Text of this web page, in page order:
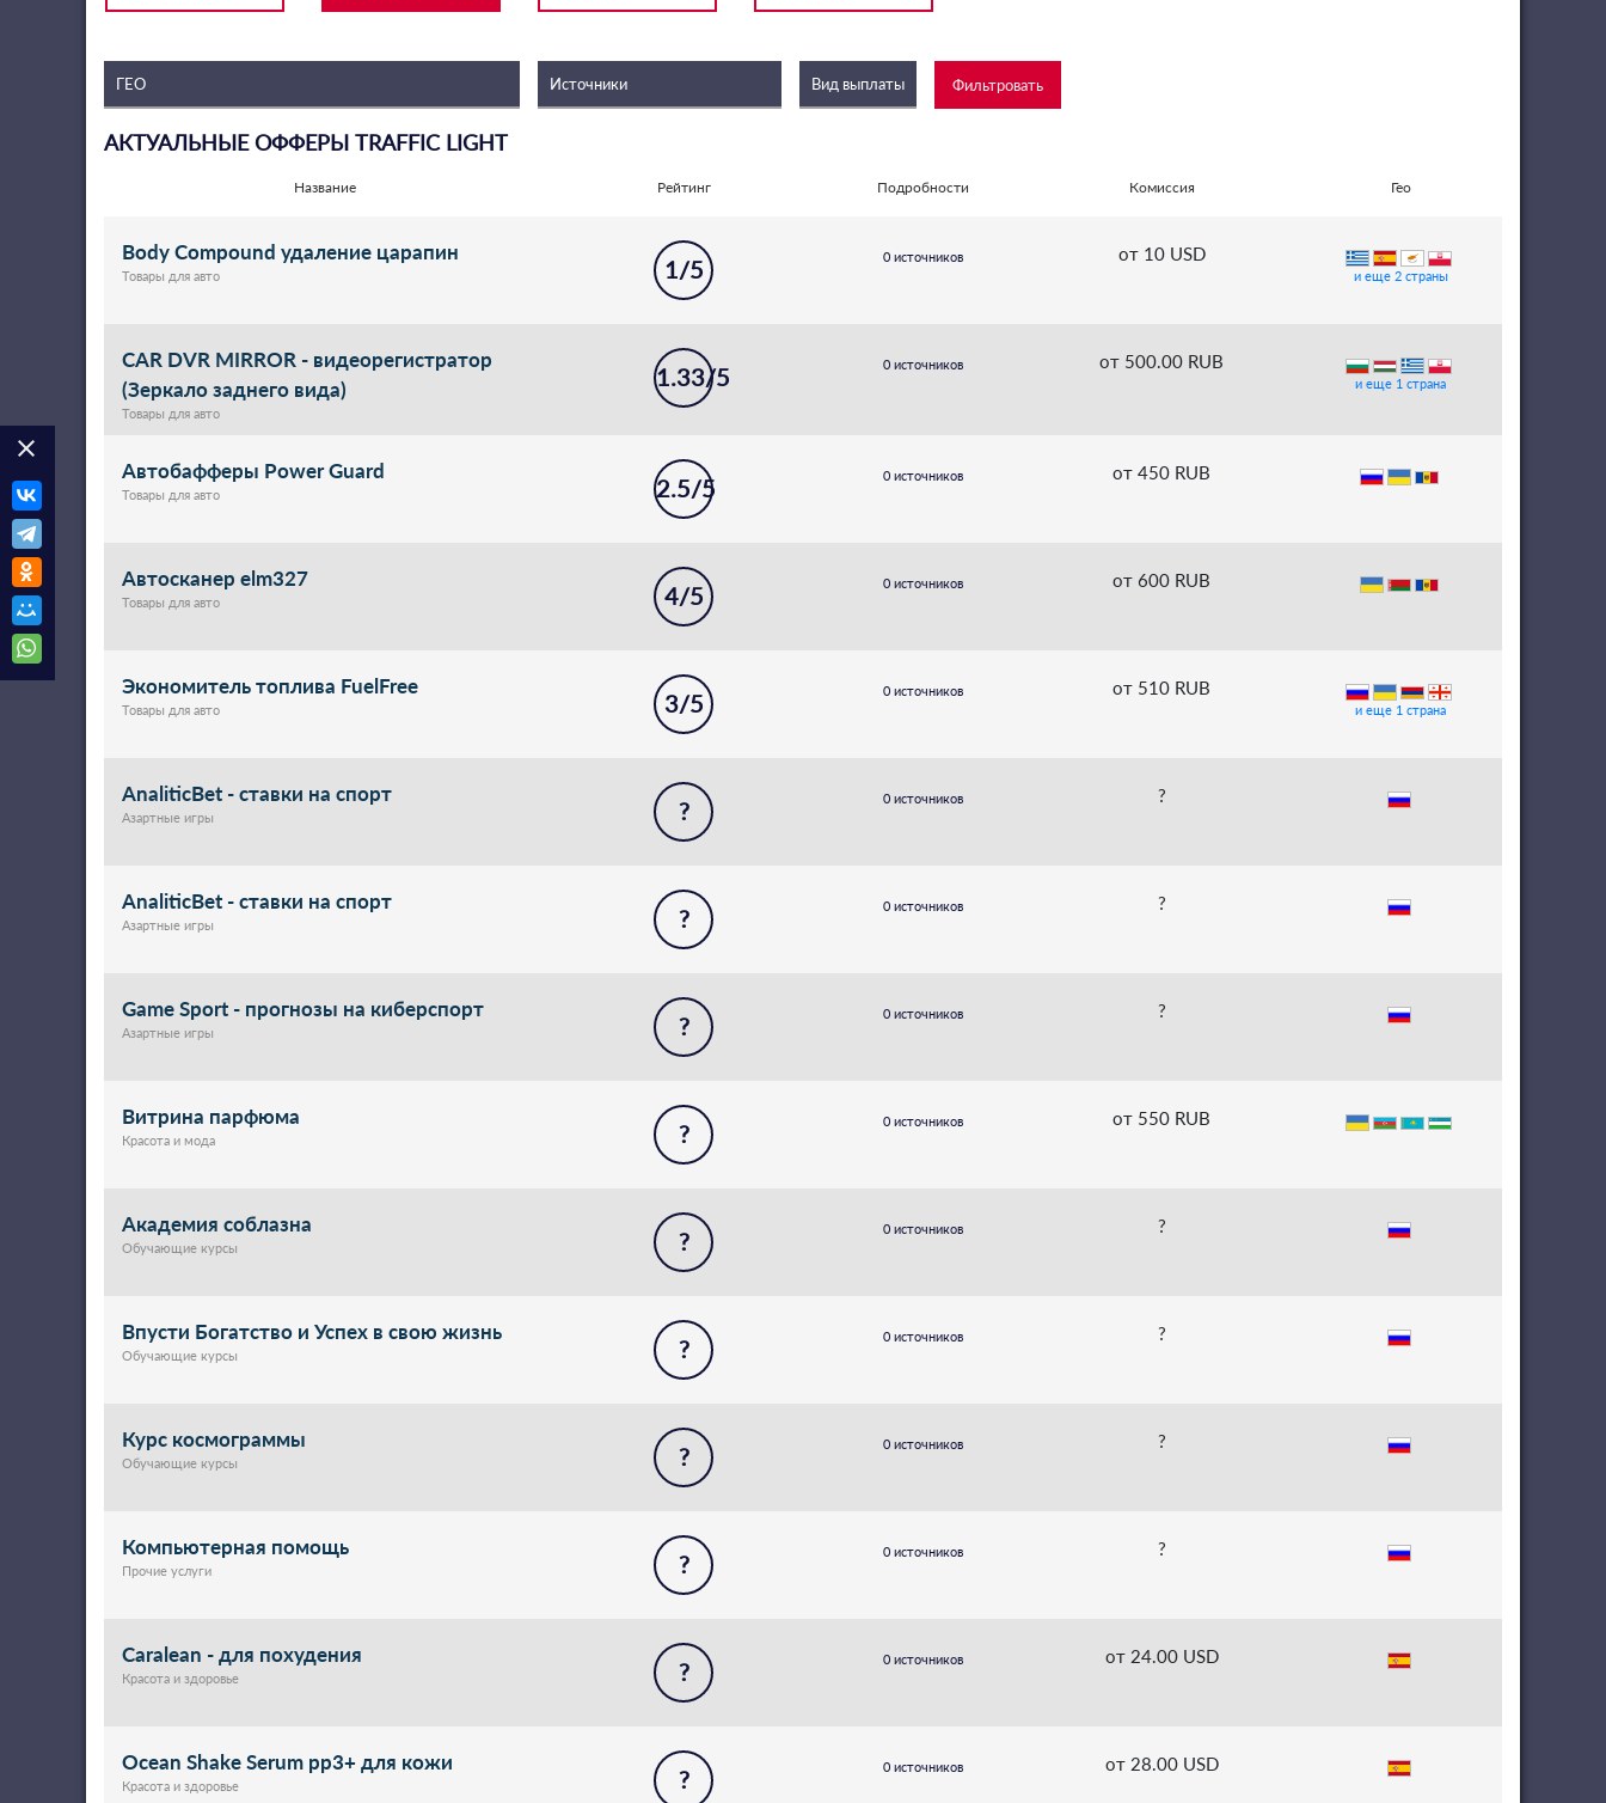
clear
АКТУАЛЬНЫЕ ОФФЕРЫ TRAFFIC LIGHT
Название Рейтинг Подробности Комиссия Гео
Body Compound удаление царапин
Товары для авто 1/5 0 источников от 10 USD
и еще 2 страны
CAR DVR MIRROR - видеорегистратор
(Зеркало заднего вида)
Товары для авто
1.33/5 0 источников от 500.00 RUB
и еще 1 страна
Автобафферы Power Guard
Товары для авто 2.5/5 0 источников от 450 RUB
Автосканер elm327
Товары для авто 4/5 0 источников от 600 RUB
Экономитель топлива FuelFree
Товары для авто 3/5 0 источников от 510 RUB
и еще 1 страна
AnaliticBet - ставки на спорт
Азартные игры ? 0 источников ?
AnaliticBet - ставки на спорт
Азартные игры ? 0 источников ?
Game Sport - прогнозы на киберспорт
Азартные игры ? 0 источников ?
Витрина парфюма
Красота и мода ? 0 источников от 550 RUB
Академия соблазна
Обучающие курсы ? 0 источников ?
Впусти Богатство и Успех в свою жизнь
Обучающие курсы ? 0 источников ?
Курс космограммы
Обучающие курсы ? 0 источников ?
Компьютерная помощь
Прочие услуги ? 0 источников ?
Caralean - для похудения
Красота и здоровье ? 0 источников от 24.00 USD
Ocean Shake Serum pp3+ для кожи
Красота и здоровье ? 0 источников от 28.00 USD